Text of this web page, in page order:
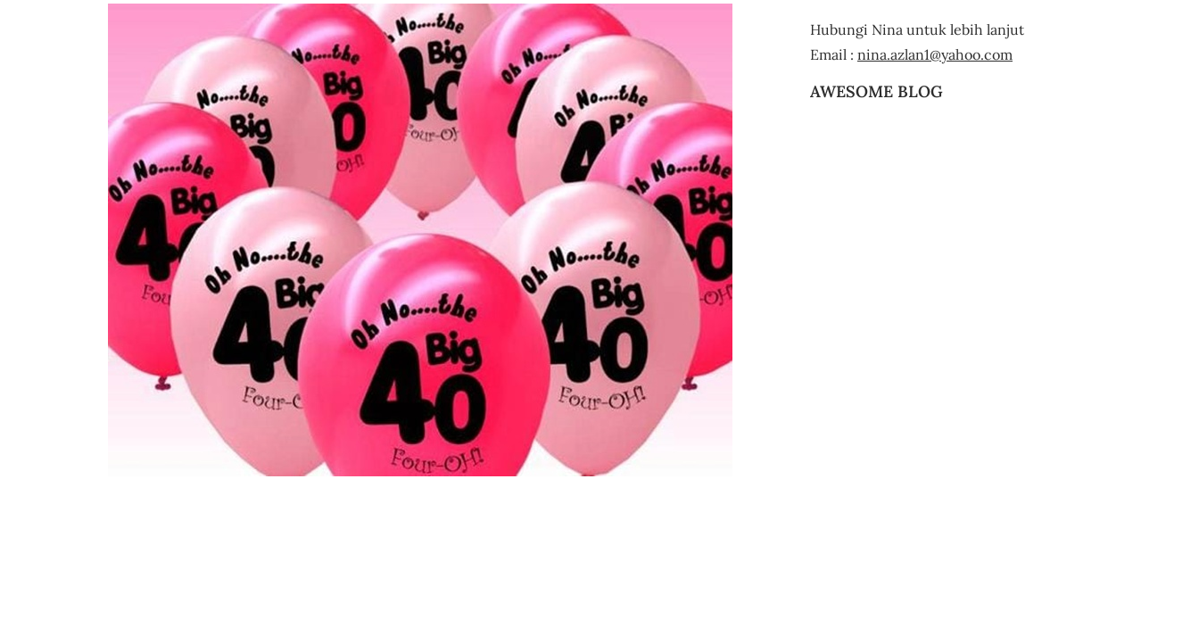
Hubungi Nina untuk lebih lanjut
Email : nina.azlan1@yahoo.com
AWESOME BLOG